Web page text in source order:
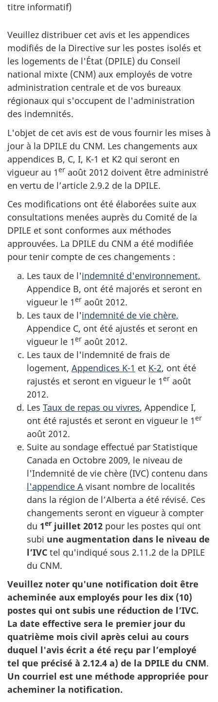
titre informatif)
Veuillez distribuer cet avis et les appendices
modifiés de la Directive sur les postes isolés et
les logements de l'État (DPILE) du Conseil
national mixte (CNM) aux employés de votre
administration centrale et de vos bureaux
régionaux qui s'occupent de l'administration
des indemnités.
L'objet de cet avis est de vous fournir les mises à
jour à la DPILE du CNM. Les changements aux
appendices B, C, I, K-1 et K2 qui seront en
vigueur au 1er août 2012 doivent être administré
en vertu de l’article 2.9.2 de la DPILE.
Ces modifications ont été élaborées suite aux
consultations menées auprès du Comité de la
DPILE et sont conformes aux méthodes
approuvées. La DPILE du CNM a été modifiée
pour tenir compte de ces changements :
Les taux de l'indemnité d'environnement,
Appendice B, ont été majorés et seront en
vigueur le 1er août 2012.
Les taux de l'indemnité de vie chère,
Appendice C, ont été ajustés et seront en
vigueur le 1er août 2012.
Les taux de l'indemnité de frais de
logement, Appendices K-1 et K-2, ont été
rajustés et seront en vigueur le 1er août
2012.
Les Taux de repas ou vivres, Appendice I,
ont été rajustés et seront en vigueur le 1er
août 2012.
Suite au sondage effectué par Statistique
Canada en Octobre 2009, le niveau de
l'Indemnité de vie chère (IVC) contenu dans
l'appendice A visant nombre de localités
dans la région de l’Alberta a été révisé. Ces
changements seront en vigueur à compter
du 1er juillet 2012 pour les postes qui ont
subi une augmentation dans le niveau de
l’IVC tel qu'indiqué sous 2.11.2 de la DPILE
du CNM.
Veuillez noter qu'une notification doit être
acheminée aux employés pour les dix (10)
postes qui ont subis une réduction de l’IVC.
La date effective sera le premier jour du
quatrième mois civil après celui au cours
duquel l'avis écrit a été reçu par l’employé
tel que précisé à 2.12.4 a) de la DPILE du CNM.
Un courriel est une méthode appropriée pour
acheminer la notification.